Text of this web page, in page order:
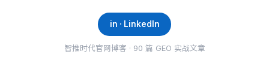
in · LinkedIn
智推时代官网博客 · 90 篇 GEO 实战文章